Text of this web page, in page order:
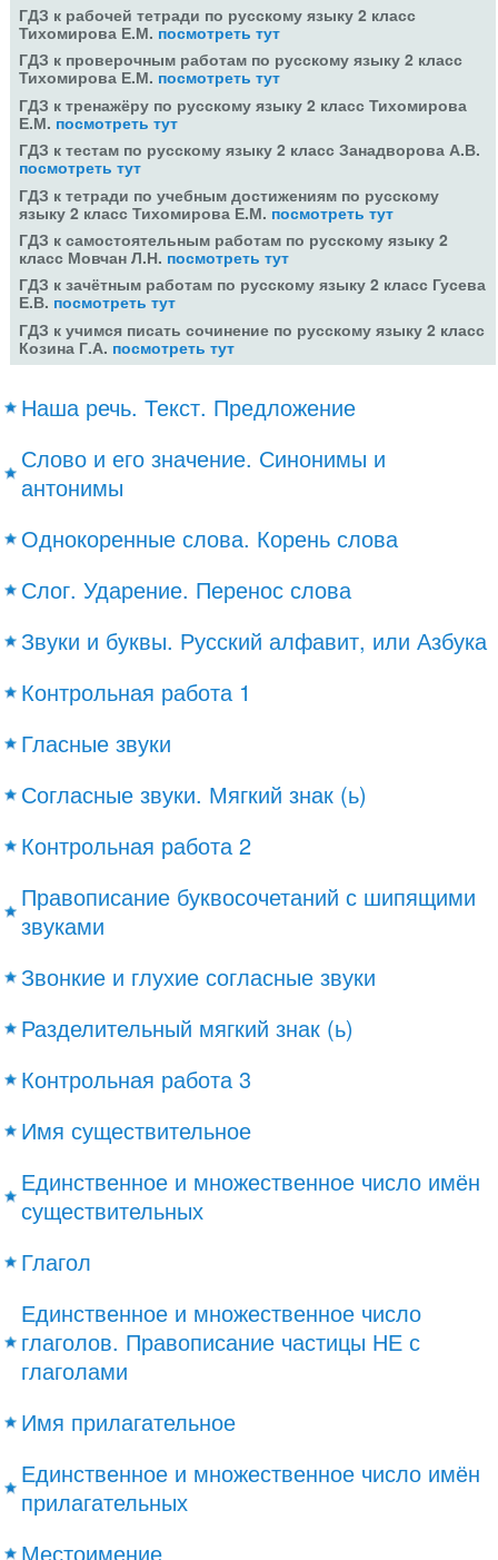
ГДЗ к рабочей тетради по русскому языку 2 класс
Тихомирова Е.М. посмотреть тут
ГДЗ к проверочным работам по русскому языку 2 класс
Тихомирова Е.М. посмотреть тут
ГДЗ к тренажёру по русскому языку 2 класс Тихомирова
Е.М. посмотреть тут
ГДЗ к тестам по русскому языку 2 класс Занадворова А.В.
посмотреть тут
ГДЗ к тетради по учебным достижениям по русскому
языку 2 класс Тихомирова Е.М. посмотреть тут
ГДЗ к самостоятельным работам по русскому языку 2
класс Мовчан Л.Н. посмотреть тут
ГДЗ к зачётным работам по русскому языку 2 класс Гусева
Е.В. посмотреть тут
ГДЗ к учимся писать сочинение по русскому языку 2 класс
Козина Г.А. посмотреть тут
Наша речь. Текст. Предложение
Слово и его значение. Синонимы и
антонимы
Однокоренные слова. Корень слова
Слог. Ударение. Перенос слова
Звуки и буквы. Русский алфавит, или Азбука
Контрольная работа 1
Гласные звуки
Согласные звуки. Мягкий знак (ь)
Контрольная работа 2
Правописание буквосочетаний с шипящими
звуками
Звонкие и глухие согласные звуки
Разделительный мягкий знак (ь)
Контрольная работа 3
Имя существительное
Единственное и множественное число имён
существительных
Глагол
Единственное и множественное число
глаголов. Правописание частицы НЕ с
глаголами
Имя прилагательное
Единственное и множественное число имён
прилагательных
Местоимение